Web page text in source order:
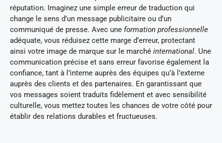
réputation. Imaginez une simple erreur de traduction qui
change le sens d’un message publicitaire ou d’un
communiqué de presse. Avec une formation professionnelle
adéquate, vous réduisez cette marge d’erreur, protectant
ainsi votre image de marque sur le marché international. Une
communication précise et sans erreur favorise également la
confiance, tant à l’interne auprès des équipes qu’à l’externe
auprès des clients et des partenaires. En garantissant que
vos messages soient traduits fidèlement et avec sensibilité
culturelle, vous mettez toutes les chances de votre côté pour
établir des relations durables et fructueuses.